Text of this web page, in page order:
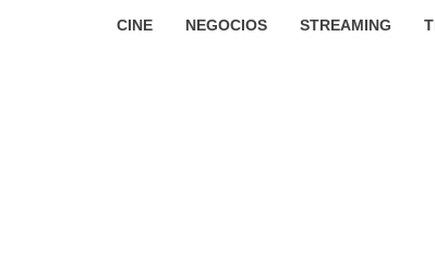
CINE NEGOCIOS STREAMING